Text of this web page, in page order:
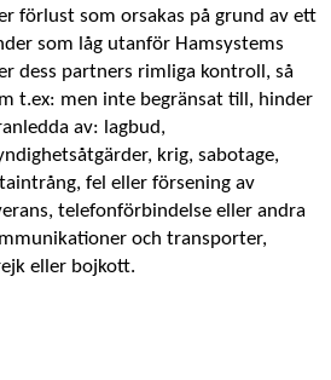
förlust som orsakas på grund av ett
som låg utanför Hamsystems
dess partners rimliga kontroll, så
t.ex: men inte begränsat till, hinder
av: lagbud,
krig, sabotage,
fel eller försening av
telefonförbindelse eller andra
och transporter,
eller bojkott.